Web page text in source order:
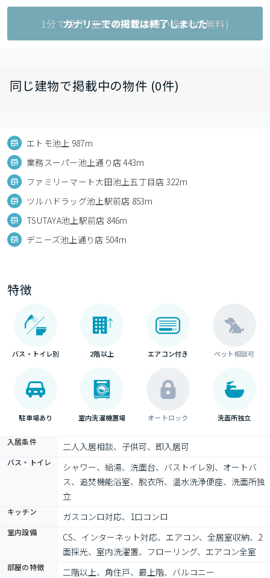
1分で完了!空室状況をお問い合わせ(無料)
カナリーでの掲載は終了しました
同じ建物で掲載中の物件 (0件)
エトモ池上 987m
業務スーパー池上通り店 443m
ファミリーマート大田池上五丁目店 322m
ツルハドラッグ池上駅前店 853m
TSUTAYA池上駅前店 846m
デニーズ池上通り店 504m
特徴
バス・トイレ別 2階以上 エアコン付き ペット相談可
駐車場あり 室内洗濯機置場 オートロック 洗面所独立
入居条件 二人入居相談、子供可、即入居可
バス・トイレ
シャワー、給湯、洗面台、バストイレ別、オートバ
ス、追焚機能浴室、脱衣所、温水洗浄便座、洗面所独
立
キッチン ガスコンロ対応、1口コンロ
室内設備
CS、インターネット対応、エアコン、全居室収納、2
面採光、室内洗濯置、フローリング、エアコン全室
部屋の特徴 二階以上、角住戸、最上階、バルコニー